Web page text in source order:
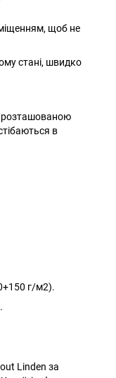
щоб не
стані, швидко
розташованою
в
г/м2).
Linden за